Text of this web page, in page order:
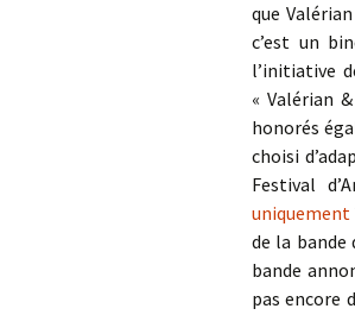
que
c’est un
l’initiative
« Valérian
honorés
choisi
Festival
uniquement
de la bande
bande
pas encore